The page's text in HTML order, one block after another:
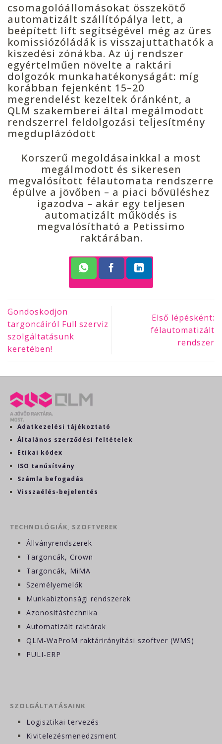
csomagolóállomásokat összekötő
automatizált szállítópálya lett, a
beépített lift segítségével még az üres
komissiózóládák is visszajuttathatók a
kiszedési zónákba. Az új rendszer
egyértelműen növelte a raktári
dolgozók munkahatékonyságát: míg
korábban fejenként 15–20
megrendelést kezeltek óránként, a
QLM szakemberei által megálmodott
rendszerrel feldolgozási teljesítmény
megduplázódott
Korszerű megoldásainkkal a most
megálmodott és sikeresen
megvalósított félautomata rendszerre
épülve a jövőben – a piaci bővüléshez
igazodva – akár egy teljesen
automatizált működés is
megvalósítható a Petissimo
raktárában.
Gondoskodjon
targoncáiról Full szerviz
szolgáltatásunk
keretében!
Első lépésként:
félautomatizált
rendszer
Adatkezelési tájékoztató
Általános szerződési feltételek
Etikai kódex
ISO tanúsítvány
Számla befogadás
Visszaélés-bejelentés
TECHNOLÓGIÁK, SZOFTVEREK
Állványrendszerek
Targoncák, Crown
Targoncák, MiMA
Személyemelők
Munkabiztonsági rendszerek
Azonosítástechnika
Automatizált raktárak
QLM-WaProM raktárirányítási szoftver (WMS)
PULI-ERP
SZOLGÁLTATÁSAINK
Logisztikai tervezés
Kivitelezésmenedzsment